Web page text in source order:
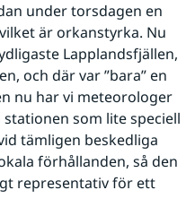
under torsdagen en
är orkanstyrka. Nu
Lapplandsfjällen,
och där var ”bara” en
nu har vi meteorologer
som lite speciell
tämligen beskedliga
förhållanden, så den
representativ för ett